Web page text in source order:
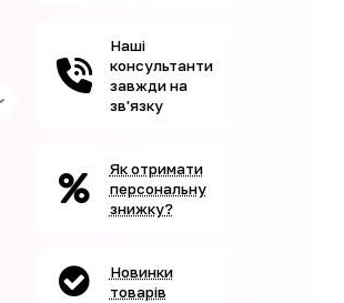
Наші
консультанти
завжди на
зв'язку
Як отримати
персональну
знижку?
Новинки
товарів